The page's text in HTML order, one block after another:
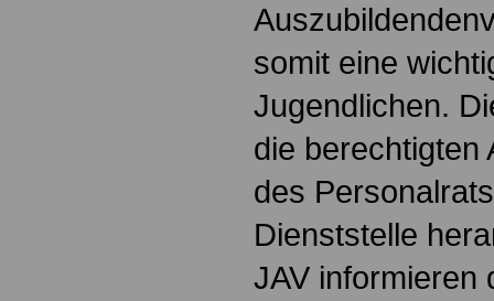
somit eine
Jugendlichen.
die berechtigten
des
Dienststelle
JAV informieren